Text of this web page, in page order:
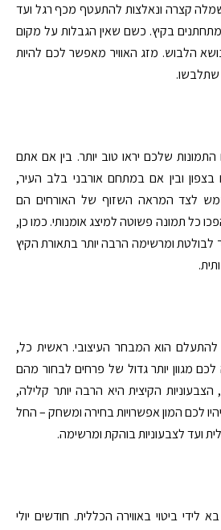
קצרה ונאלצות להתעטף מכף רגל ועד
בקיץ. כשם שאין הגבלות על מקום
הלבוש. מזג האוויר מאפשר לכם להיות
שתלבשו.
התמונות שלכם יראו טוב יותר. בין אם אתם
בצפון ובין אם במתחם אורבני בלב העיר,
לצד המראה השזוף של האורחים הם
כל תמונה פשוטה למיצג אומנותי. כמו כן,
ומרשימה הרבה יותר בתאורת הקיץ
להתעלם הוא המבחר העיצובי. ראשית כל,
לכם מגוון יותר גדול של פרחים לבחור מהם
הצבעוניות הקיצית היא הרבה יותר קלילה,
לכם המון אפשרויות בחירה ומשחק – החל
ועד לצבעוניות בוהקת ומרשימה.
לידי ביטוי באווירה הכללית. חודשים יולי